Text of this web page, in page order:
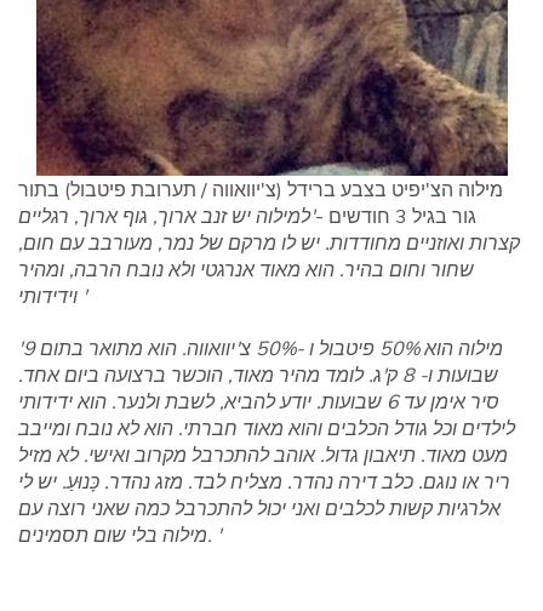
מילוה הצ'יפיט בצבע ברידל (צ'יוואווה / תערובת פיטבול) בתור
גור בגיל 3 חודשים -
'למילוה יש זנב ארוך, גוף ארוך, רגליים
קצרות ואוזניים מחודדות. יש לו מרקם של נמר, מעורבב עם חום,
שחור וחום בהיר. הוא מאוד אנרגטי ולא נובח הרבה, ומהיר
וידידותי '
'מילוה הוא 50% פיטבול ו -50% צ'יוואווה. הוא מתואר בתום 9
שבועות ו- 8 ק'ג. לומד מהיר מאוד, הוכשר ברצועה ביום אחד.
סיר אימן עד 6 שבועות. יודע להביא, לשבת ולנער. הוא ידידותי
לילדים וכל גודל הכלבים והוא מאוד חברתי. הוא לא נובח ומייבב
מעט מאוד. תיאבון גדול. אוהב להתכרבל מקרוב ואישי. לא מזיל
ריר או נוגם. כלב דירה נהדר. מצליח לבד. מזג נהדר. כָּנוּעַ. יש לי
אלרגיות קשות לכלבים ואני יכול להתכרבל כמה שאני רוצה עם
מילוה בלי שום תסמינים. '